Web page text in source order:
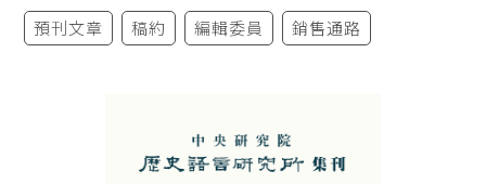
預刊文章 稿約 編輯委員 銷售通路